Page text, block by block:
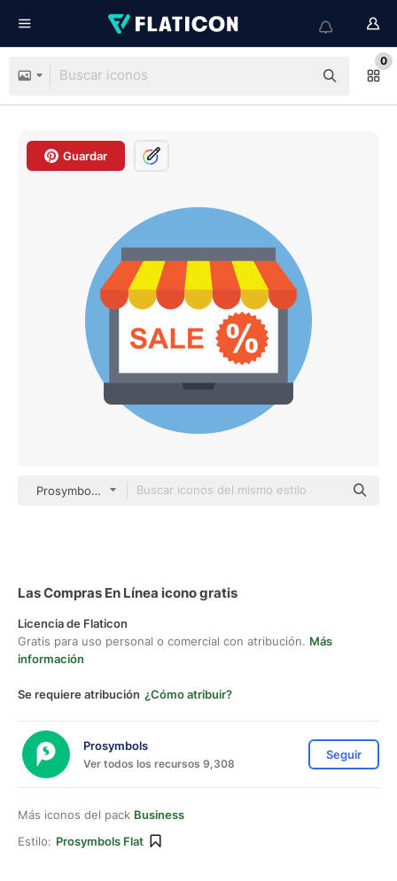
0
Guardar
Prosymbols Flat
Las Compras En Línea icono gratis
Licencia de Flaticon
Gratis para uso personal o comercial con atribución. Más
información
Se requiere atribución ¿Cómo atribuir?
Prosymbols
Ver todos los recursos 9,308
Seguir
Más iconos del pack Business
Estilo: Prosymbols Flat